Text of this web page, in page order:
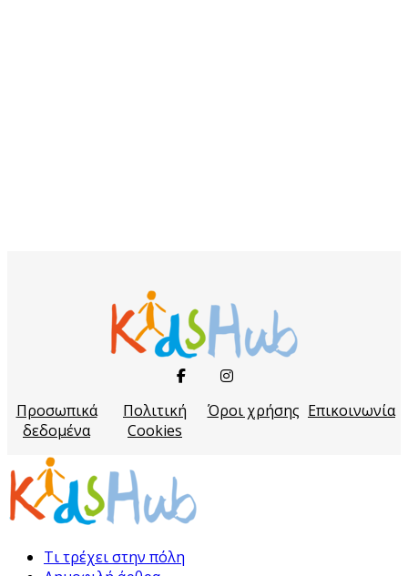
Προσωπικά
δεδομένα
Πολιτική
Cookies
Όροι χρήσης Επικοινωνία
Τι τρέχει στην πόλη